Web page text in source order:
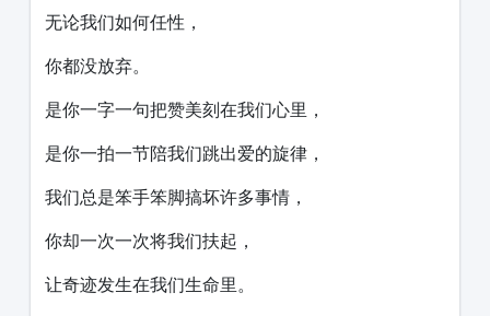
无论我们如何任性，
你都没放弃。
是你一字一句把赞美刻在我们心里，
是你一拍一节陪我们跳出爱的旋律，
我们总是笨手笨脚搞坏许多事情，
你却一次一次将我们扶起，
让奇迹发生在我们生命里。